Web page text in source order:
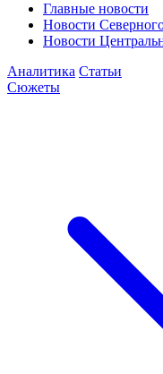
Главные новости
Новости
Новости
Аналитика Статьи
Сюжеты